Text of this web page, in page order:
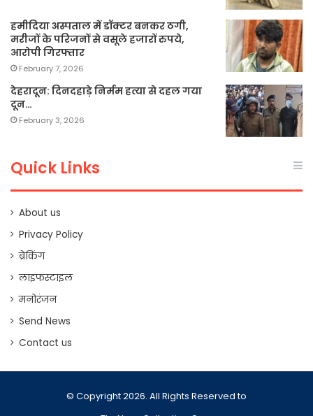
हमीदिया अस्पताल में डॉक्टर बनकर ठगी,
मरीजों के परिजनों से वसूले हजारों रुपये,
आरोपी गिरफ्तार
February 7, 2026
देहरादून: दिनदहाड़े निर्मम हत्या से दहल गया
दून…
February 3, 2026
Quick Links
About us
Privacy Policy
ब्रेकिंग
लाइफस्टाइल
मनोरंजन
Send News
Contact us
© Copyright 2026. All Rights Reserved to